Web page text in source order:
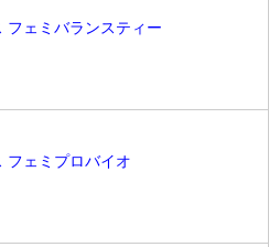
フェミバランスティー
フェミプロバイオ